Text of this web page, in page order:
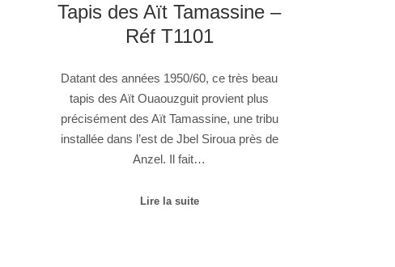
Tapis des Aït Tamassine –
Réf T1101
Datant des années 1950/60, ce très beau
tapis des Aït Ouaouzguit provient plus
précisément des Aït Tamassine, une tribu
installée dans l’est de Jbel Siroua près de
Anzel. Il fait…
Lire la suite